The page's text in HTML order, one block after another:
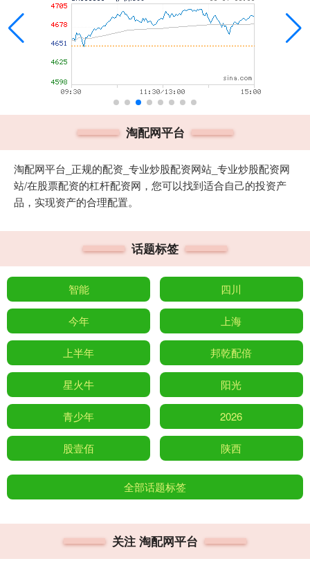
淘配网平台
淘配网平台_正规的配资_专业炒股配资网站_专业炒股配资网
站/在股票配资的杠杆配资网，您可以找到适合自己的投资产
品，实现资产的合理配置。
话题标签
智能 四川
今年 上海
上半年 邦乾配倍
星火牛 阳光
青少年 2026
股壹佰 陕西
全部话题标签
关注 淘配网平台